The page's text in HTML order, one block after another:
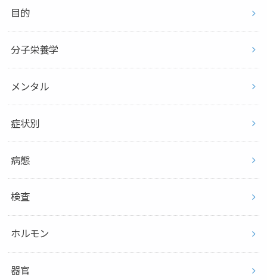
目的
分子栄養学
メンタル
症状別
病態
検査
ホルモン
器官